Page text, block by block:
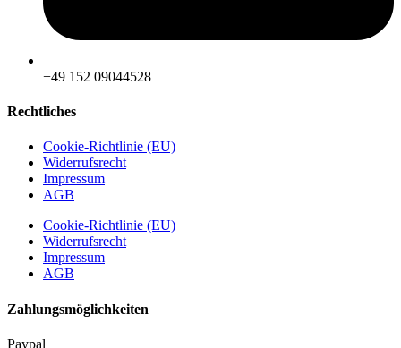
‪+49 152 09044528
Rechtliches
Cookie-Richtlinie (EU)
Widerrufsrecht
Impressum
AGB
Cookie-Richtlinie (EU)
Widerrufsrecht
Impressum
AGB
Zahlungsmöglichkeiten
Paypal